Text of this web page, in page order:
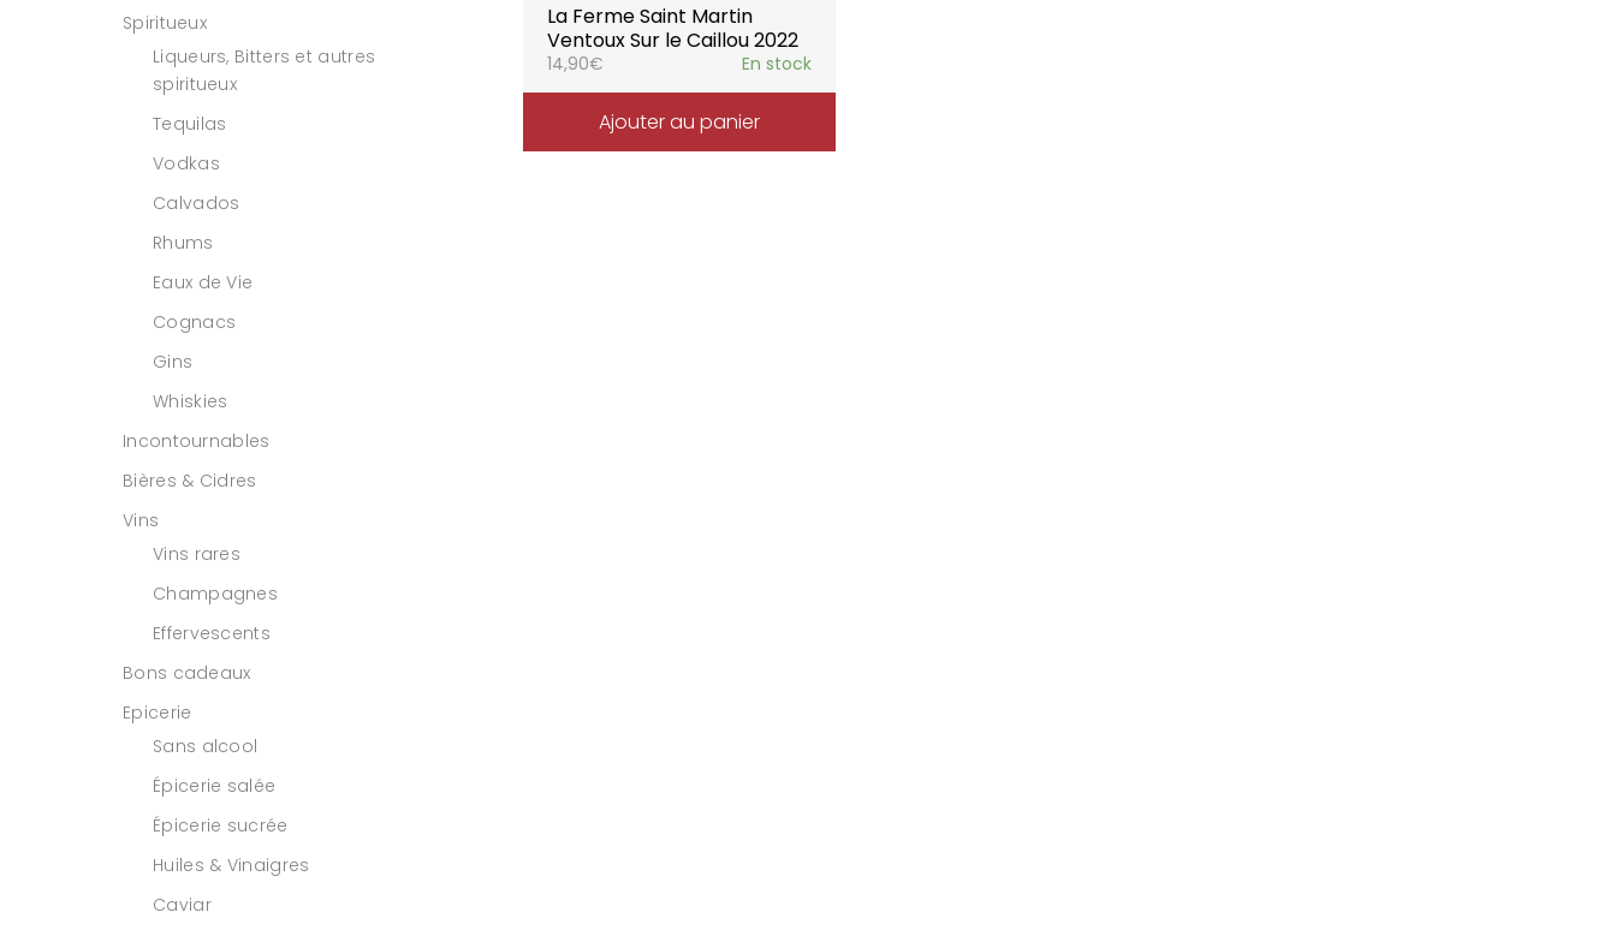
La Ferme Saint Martin
Ventoux Sur le Caillou 2022
14,90€ En stock
Ajouter au panier
Spiritueux
Liqueurs, Bitters et autres
spiritueux
Tequilas
Vodkas
Calvados
Rhums
Eaux de Vie
Cognacs
Gins
Whiskies
Incontournables
Bières & Cidres
Vins
Vins rares
Champagnes
Effervescents
Bons cadeaux
Epicerie
Sans alcool
Épicerie salée
Épicerie sucrée
Huiles & Vinaigres
Caviar